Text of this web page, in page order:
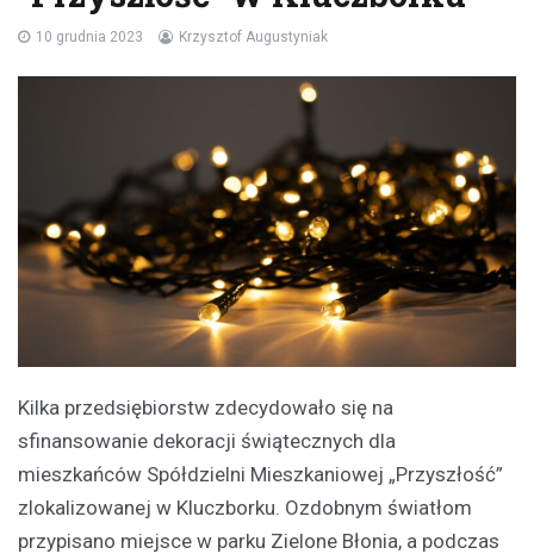
10 grudnia 2023 Krzysztof Augustyniak
Kilka przedsiębiorstw zdecydowało się na
sfinansowanie dekoracji świątecznych dla
mieszkańców Spółdzielni Mieszkaniowej „Przyszłość”
zlokalizowanej w Kluczborku. Ozdobnym światłom
przypisano miejsce w parku Zielone Błonia, a podczas